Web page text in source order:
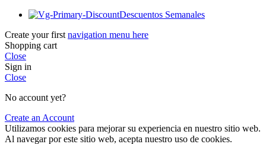
Descuentos Semanales
Create your first navigation menu here
Shopping cart
Close
Sign in
Close
No account yet?
Create an Account
Utilizamos cookies para mejorar su experiencia en nuestro sitio web.
Al navegar por este sitio web, acepta nuestro uso de cookies.